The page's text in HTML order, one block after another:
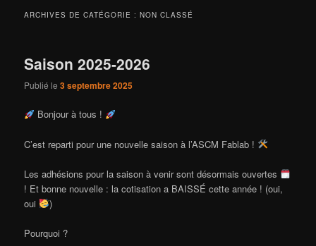
ARCHIVES DE CATÉGORIE :NON CLASSÉ
Saison 2025-2026
Publié le3 septembre 2025
Bonjour à tous !
C’est reparti pour une nouvelle saison à l’ASCM Fablab !
Les adhésions pour la saison à venir sont désormais ouvertes
! Et bonne nouvelle : la cotisation a BAISSÉ cette année ! (oui,
oui
)
Pourquoi ?